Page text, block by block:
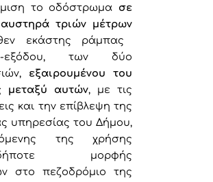
το οδόστρωμα σε
τριών μέτρων
εκάστης ράμπας
εξόδου, των δύο
εξαιρουμένου του
μεταξύ αυτών, με τις
και την επίβλεψη της
υπηρεσίας του Δήμου,
της χρήσης
μορφής
στο πεζοδρόμιο της